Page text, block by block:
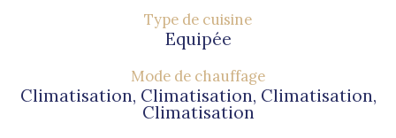
Type de cuisine
Equipée
Mode de chauffage
Climatisation, Climatisation, Climatisation,
Climatisation